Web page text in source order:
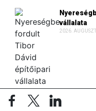
vállalata
2026.
Lakásokat